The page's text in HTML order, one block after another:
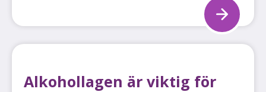
Alkohollagen är viktig för